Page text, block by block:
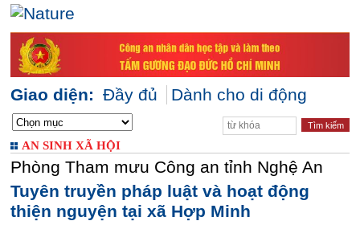
Giao diện: Đầy đủ Dành cho di động
AN SINH XÃ HỘI
Phòng Tham mưu Công an tỉnh Nghệ An
Tuyên truyền pháp luật và hoạt động
thiện nguyện tại xã Hợp Minh